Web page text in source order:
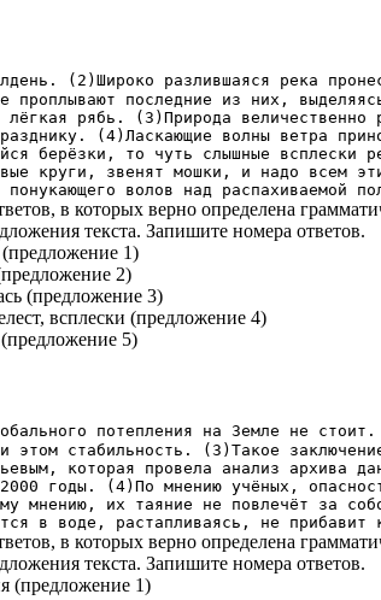
(2)Широко разлившаяся река
проплывают последние из них,
рябь. (3)Природа величественно
(4)Ласкающие волны ветра
берёзки, то чуть слышные всплески
круги, звенят мошки, и надо всем
волов над распахиваемой
в которых верно определена
текста. Запишите номера ответов.
1)
2)
(предложение 3)
всплески (предложение 4)
5)
потепления на Земле не
этом стабильность. (3)Такое
которая провела анализ архива
годы. (4)По мнению учёных,
мнению, их таяние не повлечёт за
в воде, растапливаясь, не прибавит
в которых верно определена
текста. Запишите номера ответов.
(предложение 1)